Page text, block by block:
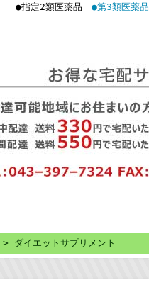
●指定2類医薬品
●第3類医薬品
> ダイエットサプリメント